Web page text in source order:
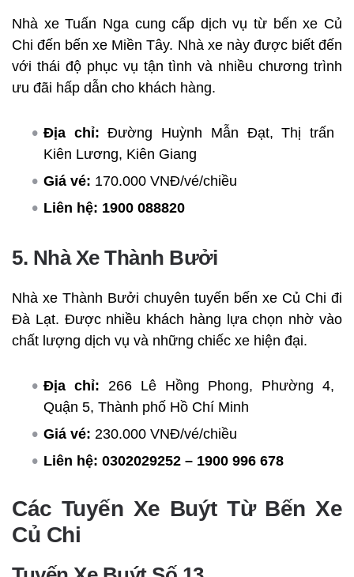
Nhà xe Tuấn Nga cung cấp dịch vụ từ bến xe Củ
Chi đến bến xe Miền Tây. Nhà xe này được biết đến
với thái độ phục vụ tận tình và nhiều chương trình
ưu đãi hấp dẫn cho khách hàng.
Địa chỉ: Đường Huỳnh Mẫn Đạt, Thị trấn
Kiên Lương, Kiên Giang
Giá vé: 170.000 VNĐ/vé/chiều
Liên hệ: 1900 088820
5. Nhà Xe Thành Bưởi
Nhà xe Thành Bưởi chuyên tuyến bến xe Củ Chi đi
Đà Lạt. Được nhiều khách hàng lựa chọn nhờ vào
chất lượng dịch vụ và những chiếc xe hiện đại.
Địa chỉ: 266 Lê Hồng Phong, Phường 4,
Quận 5, Thành phố Hồ Chí Minh
Giá vé: 230.000 VNĐ/vé/chiều
Liên hệ: 0302029252 – 1900 996 678
Các Tuyến Xe Buýt Từ Bến Xe
Củ Chi